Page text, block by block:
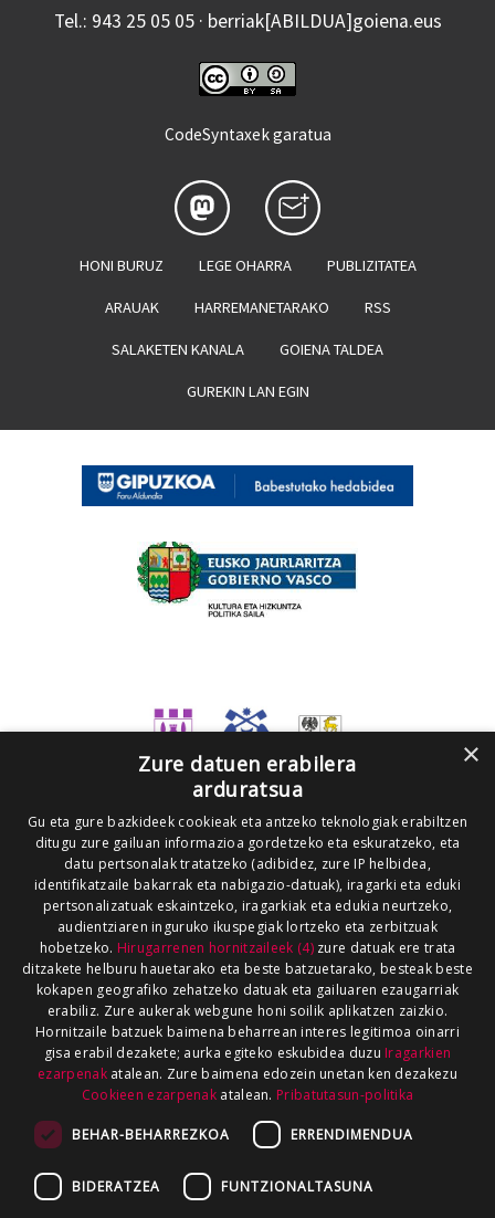
Tel.: 943 25 05 05 · berriak[ABILDUA]goiena.eus
CodeSyntaxek garatua
HONI BURUZ LEGE OHARRA PUBLIZITATEA
ARAUAK HARREMANETARAKO RSS
SALAKETEN KANALA GOIENA TALDEA
GUREKIN LAN EGIN
×
Zure datuen erabilera
arduratsua
Gu eta gure bazkideek cookieak eta antzeko teknologiak erabiltzen
ditugu zure gailuan informazioa gordetzeko eta eskuratzeko, eta
datu pertsonalak tratatzeko (adibidez, zure IP helbidea,
identifikatzaile bakarrak eta nabigazio-datuak), iragarki eta eduki
pertsonalizatuak eskaintzeko, iragarkiak eta edukia neurtzeko,
audientziaren inguruko ikuspegiak lortzeko eta zerbitzuak
hobetzeko. Hirugarrenen hornitzaileek (4)zure datuak ere trata
ditzakete helburu hauetarako eta beste batzuetarako, besteak beste
kokapen geografiko zehatzeko datuak eta gailuaren ezaugarriak
erabiliz. Zure aukerak webgune honi soilik aplikatzen zaizkio.
Hornitzaile batzuek baimena beharrean interes legitimoa oinarri
gisa erabil dezakete; aurka egiteko eskubidea duzu Iragarkien
ezarpenakatalean. Zure baimena edozein unetan ken dezakezu
Cookieen ezarpenak atalean. Pribatutasun-politika
BEHAR-BEHARREZKOA ERRENDIMENDUA
BIDERATZEA FUNTZIONALTASUNA